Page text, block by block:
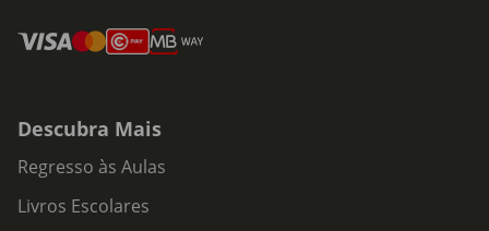
Descubra Mais
Regresso às Aulas
Livros Escolares